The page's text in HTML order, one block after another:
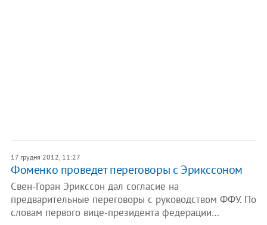
17 грудня 2012, 11:27
Фоменко проведет переговоры с Эрикссоном
Свен-Горан Эрикссон дал согласие на
предварительные переговоры с руководством ФФУ. По
словам первого вице-президента федерации…